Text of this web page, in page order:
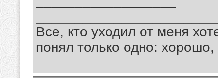
Все, кто уходил от меня
понял только одно: